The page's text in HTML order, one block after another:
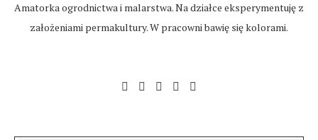
Amatorka ogrodnictwa i malarstwa. Na działce eksperymentuję z
założeniami permakultury. W pracowni bawię się kolorami.